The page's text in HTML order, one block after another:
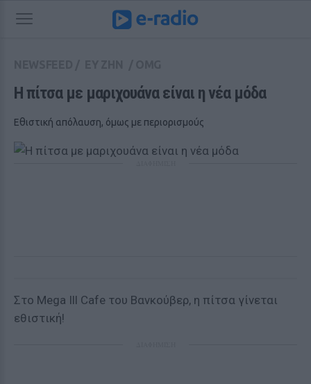
H πίτσα με μαριχουάνα είναι η νέα μόδα
Εθιστική απόλαυση, όμως με περιορισμούς
Στο Mega Ill Cafe του Βανκούβερ, η πίτσα γίνεται
εθιστική!